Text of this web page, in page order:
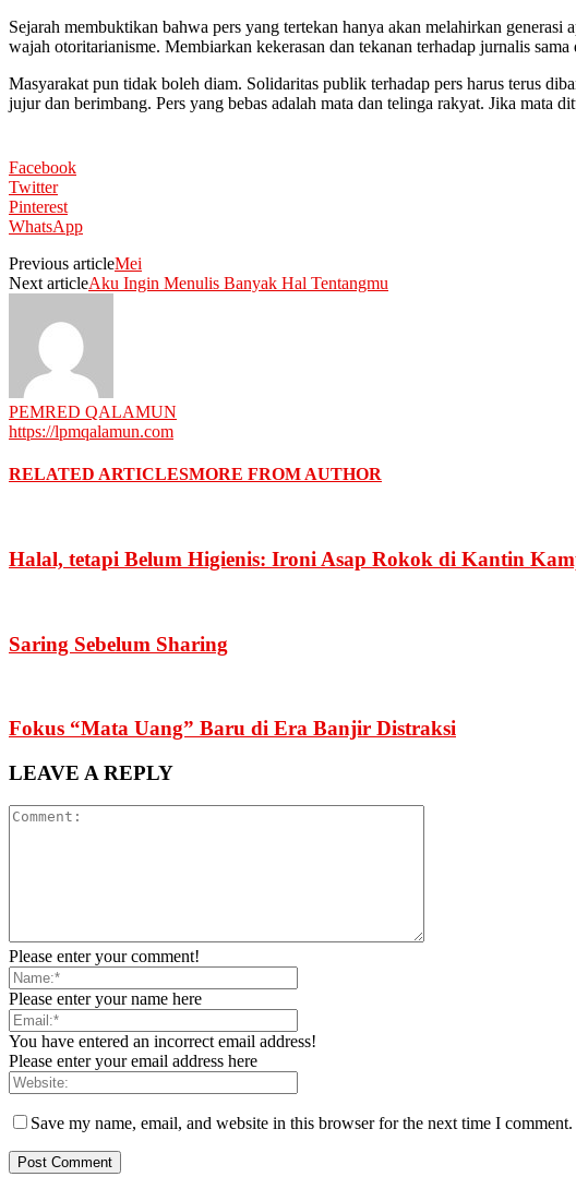
Sejarah membuktikan bahwa pers yang tertekan hanya akan melahirkan
wajah otoritarianisme. Membiarkan kekerasan dan tekanan terhadap jurnalis
Masyarakat pun tidak boleh diam. Solidaritas publik terhadap pers harus terus
jujur dan berimbang. Pers yang bebas adalah mata dan telinga rakyat. Jika mata
Facebook
Twitter
Pinterest
WhatsApp
Previous articleMei
Next articleAku Ingin Menulis Banyak Hal Tentangmu
PEMRED QALAMUN
https://lpmqalamun.com
RELATED ARTICLESMORE FROM AUTHOR
Halal, tetapi Belum Higienis: Ironi Asap Rokok di Kantin
Saring Sebelum Sharing
Fokus “Mata Uang” Baru di Era Banjir Distraksi
LEAVE A REPLY
Please enter your comment!
Please enter your name here
You have entered an incorrect email address!
Please enter your email address here
Save my name, email, and website in this browser for the next time I comment.